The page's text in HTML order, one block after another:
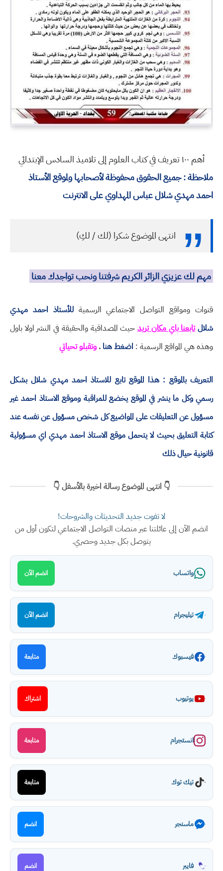
أهم ١٠٠ تعريف في كتاب العلوم إلى تلاميذ السادس الإبتدائي
ملاحظة : جميع الحقوق محفوظة لأصحابها ولموقع الأستاذ
احمد مهدي شلال عباس المهداوي على الانترنت
انتهى الموضوع شكرا (لك / لكِ)
مهم لك عزيزي الزائر الكريم شرفتنا ونحب تواجدك معنا
قنوات ومواقع التواصل الاجتماعي الرسميةللأستاذ احمد مهدي
شلالتابعنا باي مكان تريدحيث المصداقية والحقيقة في النشر اولا باول
وهذه هي المواقع الرسمية : اضغط هنا .وتقبلو تحياتي
التعريف بالموقع : هذا الموقع تابع للاستاذ احمد مهدي شلال بشكل
رسمي وكل ما ينشر في الموقع يخضع للمراقبة وموقع الاستاذ احمد غير
مسؤول عن التعليقات على المواضيع كل شخص مسؤول عن نفسه عند
كتابة التعليق بحيث لا يتحمل موقع الاستاذ احمد مهدي اي مسؤولية
قانونية حيال ذلك
👇 انتهى الموضوع رسالة اخيرة بالأسفل 👇
لا تفوت جديد التحديثات والشروحات!
انضم الآن إلى عائلتنا عبر منصات التواصل الاجتماعي لتكون أول من
يتوصل بكل جديد وحصري.
واتساب انضم الآن
تيليجرام انضم الآن
فيسبوك متابعة
يوتيوب اشتراك
انستجرام متابعة
تيك توك متابعة
ماسنجر انضم
فايبر انضم